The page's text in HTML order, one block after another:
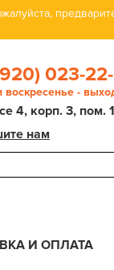
023-
воскресенье -
4, корп. 3, пом. 1
нам
И ОПЛАТА